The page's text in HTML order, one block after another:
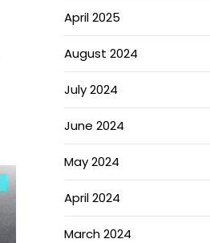
April 2025
August 2024
July 2024
June 2024
May 2024
April 2024
March 2024